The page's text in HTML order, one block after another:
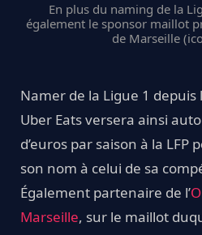
En plus du naming de la
également le sponsor maillot
de Marseille
Namer de la Ligue 1 depuis
Uber Eats versera ainsi
d’euros par saison à la LFP
son nom à celui de sa
Également partenaire de l’
Marseille, sur le maillot